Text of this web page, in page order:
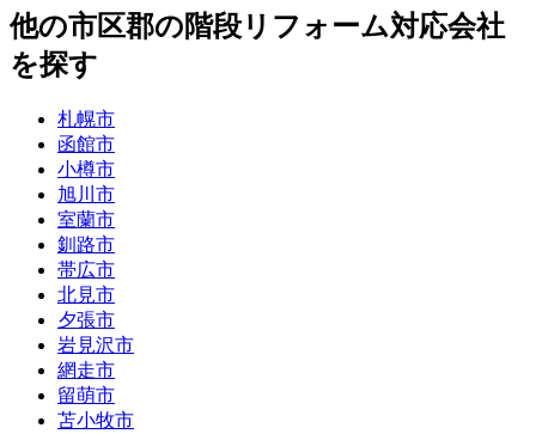
他の市区郡の階段リフォーム対応会社
を探す
札幌市
函館市
小樽市
旭川市
室蘭市
釧路市
帯広市
北見市
夕張市
岩見沢市
網走市
留萌市
苫小牧市